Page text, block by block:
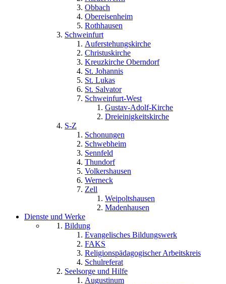
Obbach
Obereisenheim
Rothhausen
Schweinfurt
Auferstehungskirche
Christuskirche
Kreuzkirche Oberndorf
St. Johannis
St. Lukas
St. Salvator
Schweinfurt-West
Gustav-Adolf-Kirche
Dreieinigkeitskirche
S-Z
Schonungen
Schwebheim
Sennfeld
Thundorf
Volkershausen
Werneck
Zell
Weipoltshausen
Madenhausen
Dienste und Werke
Bildung
Evangelisches Bildungswerk
FAKS
Religionspädagogischer Arbeitskreis
Schulreferat
Seelsorge und Hilfe
Augustinum